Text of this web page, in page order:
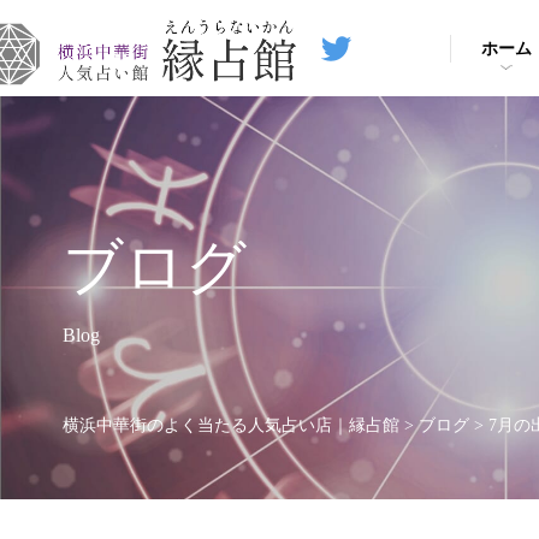
ホーム
ブログ
Blog
横浜中華街のよく当たる人気占い店｜縁占館 >ブログ > 7月の